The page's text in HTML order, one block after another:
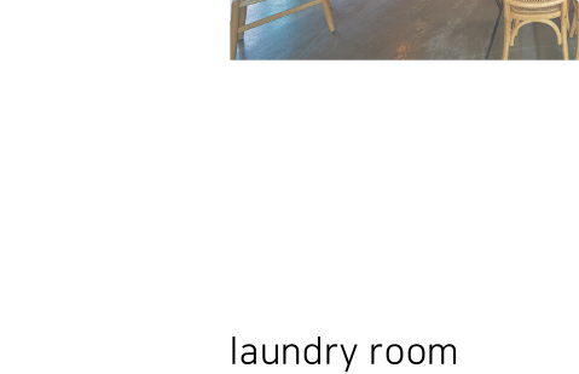
laundry room